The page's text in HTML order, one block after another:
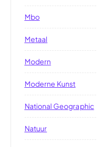
Mbo
Metaal
Modern
Moderne Kunst
National Geographic
Natuur